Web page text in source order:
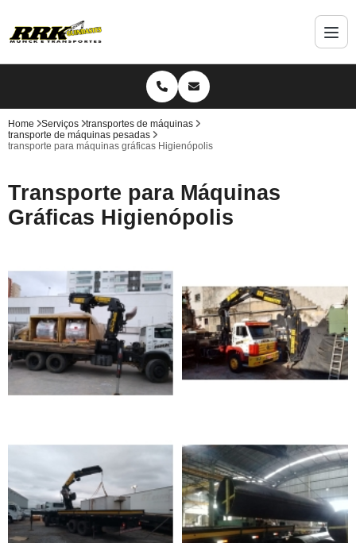
Home Serviços
transportes de máquinas
transporte de máquinas pesadas
transporte para máquinas gráficas Higienópolis
Transporte para Máquinas
Gráficas Higienópolis